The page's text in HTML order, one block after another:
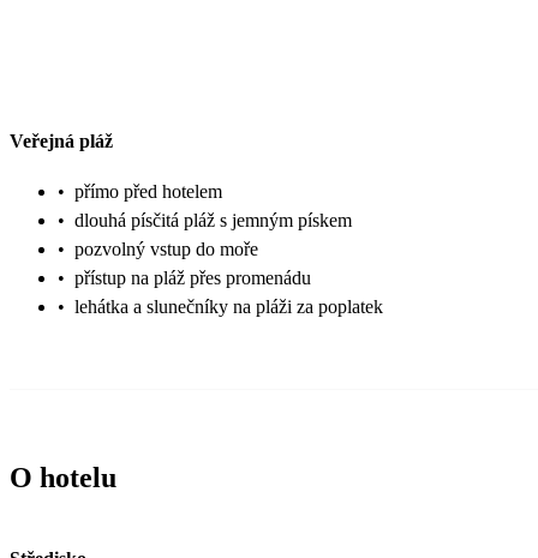
Veřejná pláž
• přímo před hotelem
• dlouhá písčitá pláž s jemným pískem
• pozvolný vstup do moře
• přístup na pláž přes promenádu
• lehátka a slunečníky na pláži za poplatek
O hotelu